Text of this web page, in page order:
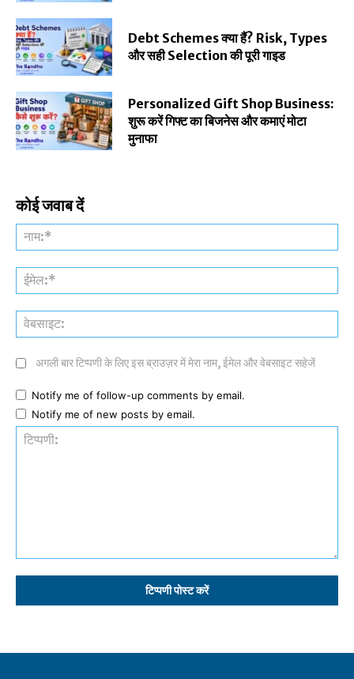
Debt Schemes क्या हैं? Risk, Types
और सही Selection की पूरी गाइड
Personalized Gift Shop Business:
शुरू करें गिफ्ट का बिजनेस और कमाएं मोटा
मुनाफा
कोई जवाब दें
अगली बार टिप्पणी के लिए इस ब्राउज़र में मेरा नाम, ईमेल और वेबसाइट सहेजें
Notify me of follow-up comments by email.
Notify me of new posts by email.